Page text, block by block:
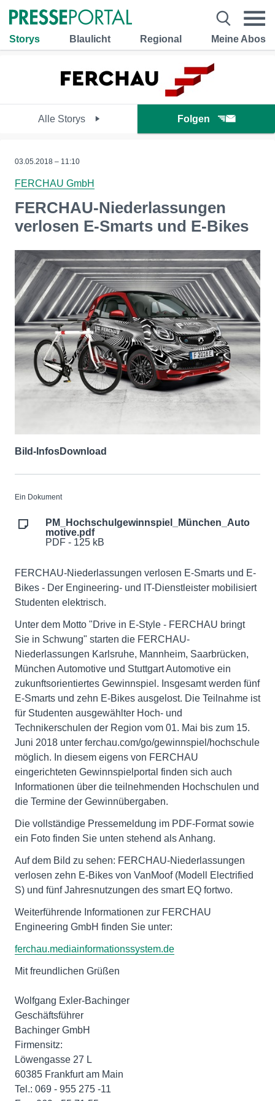
Storys Blaulicht Regional Meine Abos
Alle Storys Folgen
03.05.2018 – 11:10
FERCHAU GmbH
FERCHAU-Niederlassungen
verlosen E-Smarts und E-Bikes
Bild-InfosDownload
Ein Dokument
PM_Hochschulgewinnspiel_München_Auto
motive.pdf
PDF - 125 kB
FERCHAU-Niederlassungen verlosen E-Smarts und E-
Bikes - Der Engineering- und IT-Dienstleister mobilisiert
Studenten elektrisch.
Unter dem Motto "Drive in E-Style - FERCHAU bringt
Sie in Schwung" starten die FERCHAU-
Niederlassungen Karlsruhe, Mannheim, Saarbrücken,
München Automotive und Stuttgart Automotive ein
zukunftsorientiertes Gewinnspiel. Insgesamt werden fünf
E-Smarts und zehn E-Bikes ausgelost. Die Teilnahme ist
für Studenten ausgewählter Hoch- und
Technikerschulen der Region vom 01. Mai bis zum 15.
Juni 2018 unter ferchau.com/go/gewinnspiel/hochschule
möglich. In diesem eigens von FERCHAU
eingerichteten Gewinnspielportal finden sich auch
Informationen über die teilnehmenden Hochschulen und
die Termine der Gewinnübergaben.
Die vollständige Pressemeldung im PDF-Format sowie
ein Foto finden Sie unten stehend als Anhang.
Auf dem Bild zu sehen: FERCHAU-Niederlassungen
verlosen zehn E-Bikes von VanMoof (Modell Electrified
S) und fünf Jahresnutzungen des smart EQ fortwo.
Weiterführende Informationen zur FERCHAU
Engineering GmbH finden Sie unter:
ferchau.mediainformationssystem.de
Mit freundlichen Grüßen
Wolfgang Exler-Bachinger
Geschäftsführer
Bachinger GmbH
Firmensitz:
Löwengasse 27 L
60385 Frankfurt am Main
Tel.: 069 - 955 275 -11